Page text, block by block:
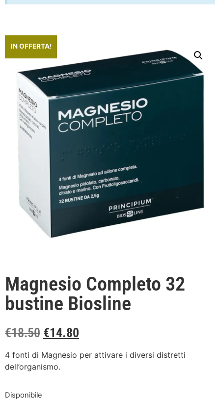
IN OFFERTA!
Magnesio Completo 32
bustine Biosline
€18.50 €14.80
4 fonti di Magnesio per attivare i diversi distretti
dell’organismo.
Disponibile